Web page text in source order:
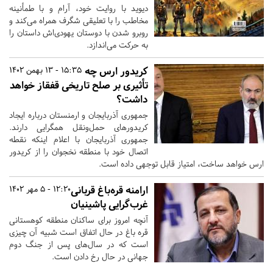
دیوید با روایت خود، آرام و با طمأنینه
مخاطب را با تعلیقی شگرف همراه می‌کند و
روبرو شدن با دوستان یهودی‌اش داستان را
به حرکت می‌اندازد.
15:35 - 13 بهمن 1402 کریدور ارس چه
تأثیری بر صلح تاریخی قفقاز خواهد
داشت؟
جمهوری آذربایجان و ارمنستان درباره ایجاد
کریدورهای حمل‌ونقل همگرایی دارند.
جمهوری آذربایجان با اعلام اینکه نقطه
اتصال خود با منطقه نخجوان را از کریدور
ارس خواهد ساخت، امتیاز قابل توجهی داده است.
12:20 - 5 مهر 1402ارامنه قره‌باغ قربانی
غرب‌گرایی پاشینیان
آنچه امروز برای ساکنان منطقه کوهستانی
قره باغ در حال اتفاق است شبیه آن چیزی
است که در سال‌های پس از جنگ دوم
جهانی در حال رخ دادن است.